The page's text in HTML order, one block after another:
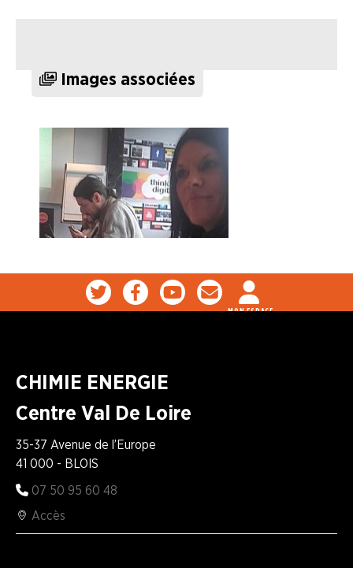
Images associées
MON ESPACE
CHIMIE ENERGIE
Centre Val De Loire
35-37 Avenue de l’Europe
41 000 - BLOIS
07 50 95 60 48
Accès